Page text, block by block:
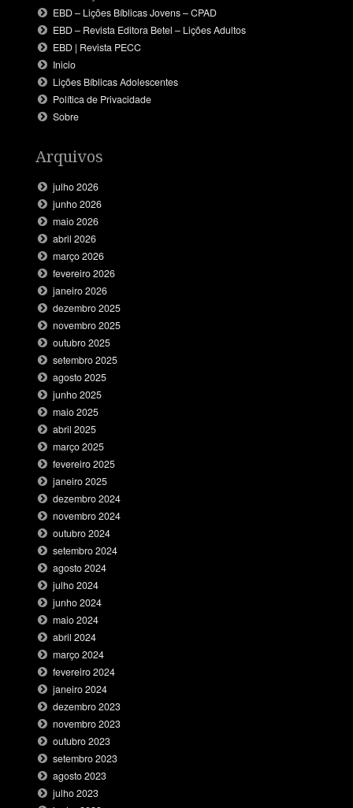
EBD – Lições Bíblicas Jovens – CPAD
EBD – Revista Editora Betel – Lições Adultos
EBD | Revista PECC
Inicio
Lições Bíblicas Adolescentes
Política de Privacidade
Sobre
Arquivos
julho 2026
junho 2026
maio 2026
abril 2026
março 2026
fevereiro 2026
janeiro 2026
dezembro 2025
novembro 2025
outubro 2025
setembro 2025
agosto 2025
junho 2025
maio 2025
abril 2025
março 2025
fevereiro 2025
janeiro 2025
dezembro 2024
novembro 2024
outubro 2024
setembro 2024
agosto 2024
julho 2024
junho 2024
maio 2024
abril 2024
março 2024
fevereiro 2024
janeiro 2024
dezembro 2023
novembro 2023
outubro 2023
setembro 2023
agosto 2023
julho 2023